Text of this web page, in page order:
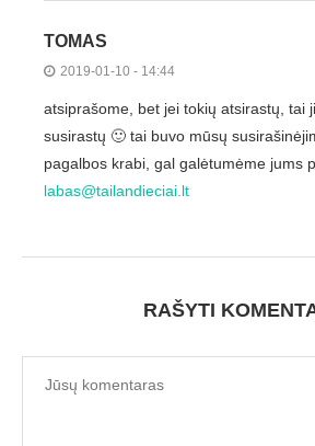
TOMAS
2019-01-10 - 14:44
atsiprašome, bet jei tokių atsirastų, tai
susirastų 🙂 tai buvo mūsų
pagalbos krabi, gal galėtumėme jums
labas@tailandieciai.lt
RAŠYTI